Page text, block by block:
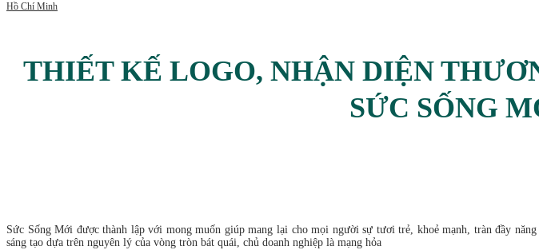
Hồ Chí Minh
THIẾT KẾ LOGO, NHẬN DIỆN
SỨC SỐNG
Sức Sống Mới được thành lập với mong muốn giúp mang lại cho mọi người sự tươi trẻ, khoẻ mạnh, tràn đầy
sáng tạo dựa trên nguyên lý của vòng tròn bát quái, chủ doanh nghiệp là mạng hỏa